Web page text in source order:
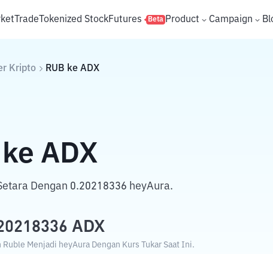
TradeTokenized StockFutures Beta Product Campaign
Kripto RUB ke ADX
ke ADX
Dengan 0.20218336 heyAura.
ADX
Ruble Menjadi heyAura Dengan Kurs Tukar Saat Ini.